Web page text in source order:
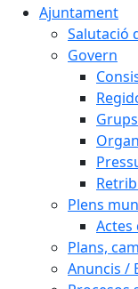
Ajuntament
Salutació
Govern
Plens
Actes
Plans,
Anuncis /